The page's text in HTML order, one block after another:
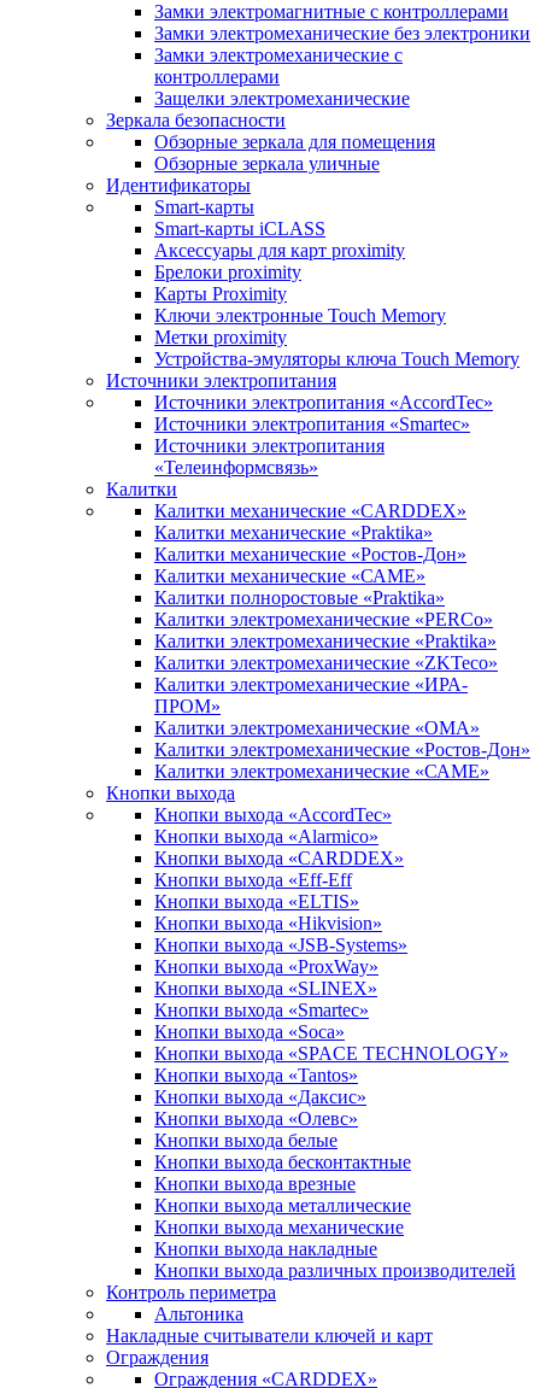
Замки электромагнитные с контроллерами
Замки электромеханические без электроники
Замки электромеханические с
контроллерами
Защелки электромеханические
Зеркала безопасности
Обзорные зеркала для помещения
Обзорные зеркала уличные
Идентификаторы
Smart-карты
Smart-карты iCLASS
Аксессуары для карт proximitу
Брелоки proximity
Карты Proximity
Ключи электронные Touch Memory
Метки proximity
Устройства-эмуляторы ключа Touch Memory
Источники электропитания
Источники электропитания «AccordTec»
Источники электропитания «Smartec»
Источники электропитания
«Телеинформсвязь»
Калитки
Калитки механические «CARDDEX»
Калитки механические «Praktika»
Калитки механические «Ростов-Дон»
Калитки механические «САМЕ»
Калитки полноростовые «Praktika»
Калитки электромеханические «PERCo»
Калитки электромеханические «Praktika»
Калитки электромеханические «ZKTeco»
Калитки электромеханические «ИРА-
ПРОМ»
Калитки электромеханические «ОМА»
Калитки электромеханические «Ростов-Дон»
Калитки электромеханические «САМЕ»
Кнопки выхода
Кнопки выхода «AccordTec»
Кнопки выхода «Alarmico»
Кнопки выхода «CARDDEX»
Кнопки выхода «Eff-Eff
Кнопки выхода «ELTIS»
Кнопки выхода «Hikvision»
Кнопки выхода «JSB-Systems»
Кнопки выхода «ProxWay»
Кнопки выхода «SLINEX»
Кнопки выхода «Smartec»
Кнопки выхода «Soca»
Кнопки выхода «SPACE TECHNOLOGY»
Кнопки выхода «Tantos»
Кнопки выхода «Даксис»
Кнопки выхода «Олевс»
Кнопки выхода белые
Кнопки выхода бесконтактные
Кнопки выхода врезные
Кнопки выхода металлические
Кнопки выхода механические
Кнопки выхода накладные
Кнопки выхода различных производителей
Контроль периметра
Альтоника
Накладные считыватели ключей и карт
Ограждения
Ограждения «CARDDEX»